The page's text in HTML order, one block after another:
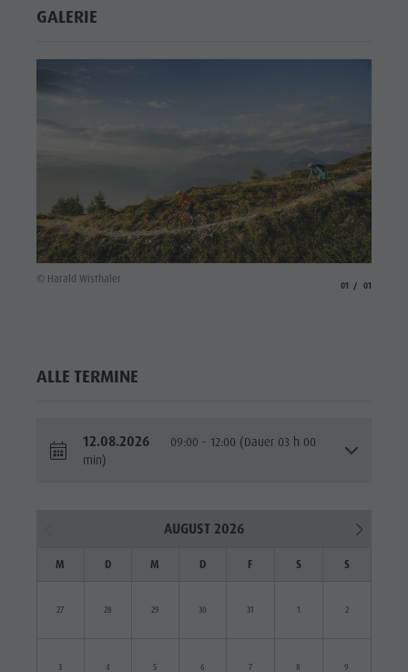
GALERIE
© Harald Wisthaler
01 01
ALLE TERMINE
12.08.2026
09:00 - 12:00 (Dauer 03 h 00
min)
AUGUST 2026
M D M D F S S
27 28 29 30 31 1 2
3 4 5 6 7 8 9